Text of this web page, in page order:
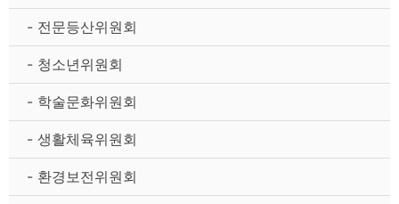
- 전문등산위원회
- 청소년위원회
- 학술문화위원회
- 생활체육위원회
- 환경보전위원회